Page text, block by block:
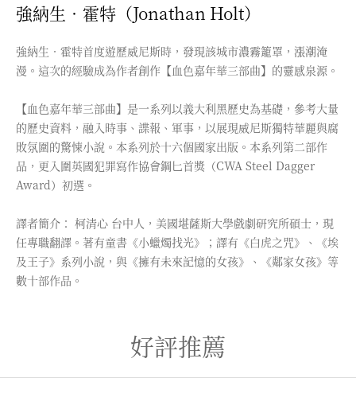
強納生．霍特（Jonathan Holt）
強納生．霍特首度遊歷威尼斯時，發現該城市濃霧籠罩，漲潮淹
漫。這次的經驗成為作者創作【血色嘉年華三部曲】的靈感泉源。
【血色嘉年華三部曲】是一系列以義大利黑歷史為基礎，參考大量
的歷史資料，融入時事、諜報、軍事，以展現威尼斯獨特華麗與腐
敗氛圍的驚悚小說。本系列於十六個國家出版。本系列第二部作
品，更入圍英國犯罪寫作協會鋼匕首獎（CWA Steel Dagger
Award）初選。
譯者簡介： 柯清心 台中人，美國堪薩斯大學戲劇研究所碩士，現
任專職翻譯。著有童書《小蠟燭找光》；譯有《白虎之咒》、《埃
及王子》系列小說，與《擁有未來記憶的女孩》、《鄰家女孩》等
數十部作品。
好評推薦